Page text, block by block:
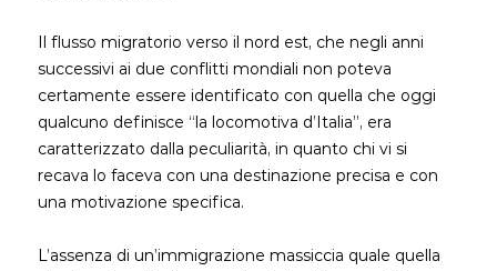
Il flusso migratorio verso il nord est, che negli anni
successivi ai due conflitti mondiali non poteva
certamente essere identificato con quella che oggi
qualcuno definisce “la locomotiva d’Italia”, era
caratterizzato dalla peculiarità, in quanto chi vi si
recava lo faceva con una destinazione precisa e con
una motivazione specifica.
L’assenza di un’immigrazione massiccia quale quella